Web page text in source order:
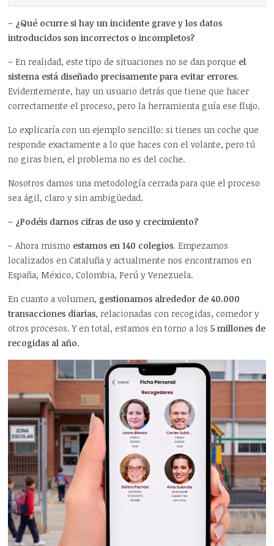
– ¿Qué ocurre si hay un incidente grave y los datos
introducidos son incorrectos o incompletos?
– En realidad, este tipo de situaciones no se dan porque el
sistema está diseñado precisamente para evitar errores.
Evidentemente, hay un usuario detrás que tiene que hacer
correctamente el proceso, pero la herramienta guía ese flujo.
Lo explicaría con un ejemplo sencillo: si tienes un coche que
responde exactamente a lo que haces con el volante, pero tú
no giras bien, el problema no es del coche.
Nosotros damos una metodología cerrada para que el proceso
sea ágil, claro y sin ambigüedad.
– ¿Podéis darnos cifras de uso y crecimiento?
– Ahora mismo estamos en 140 colegios. Empezamos
localizados en Cataluña y actualmente nos encontramos en
España, México, Colombia, Perú y Venezuela.
En cuanto a volumen, gestionamos alrededor de 40.000
transacciones diarias, relacionadas con recogidas, comedor y
otros procesos. Y en total, estamos en torno a los5 millones de
recogidas al año.